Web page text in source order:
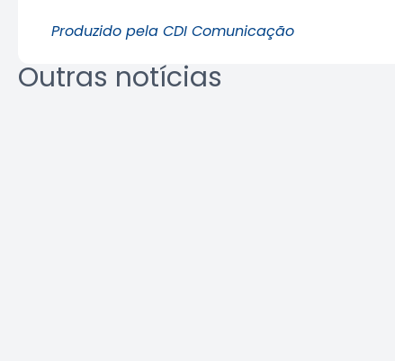
Produzido pela CDI Comunicação
Outras notícias